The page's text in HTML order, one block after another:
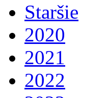
Staršie
2020
2021
2022